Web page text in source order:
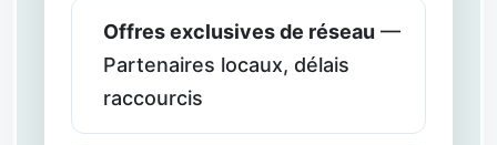
Offres exclusives de réseau —
Partenaires locaux, délais
raccourcis